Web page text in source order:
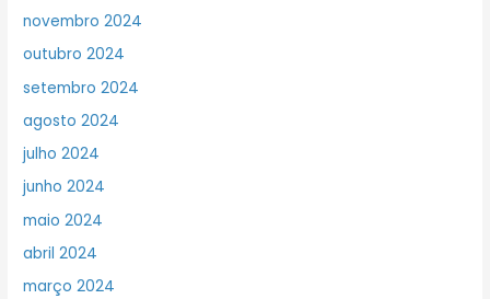
novembro 2024
outubro 2024
setembro 2024
agosto 2024
julho 2024
junho 2024
maio 2024
abril 2024
março 2024